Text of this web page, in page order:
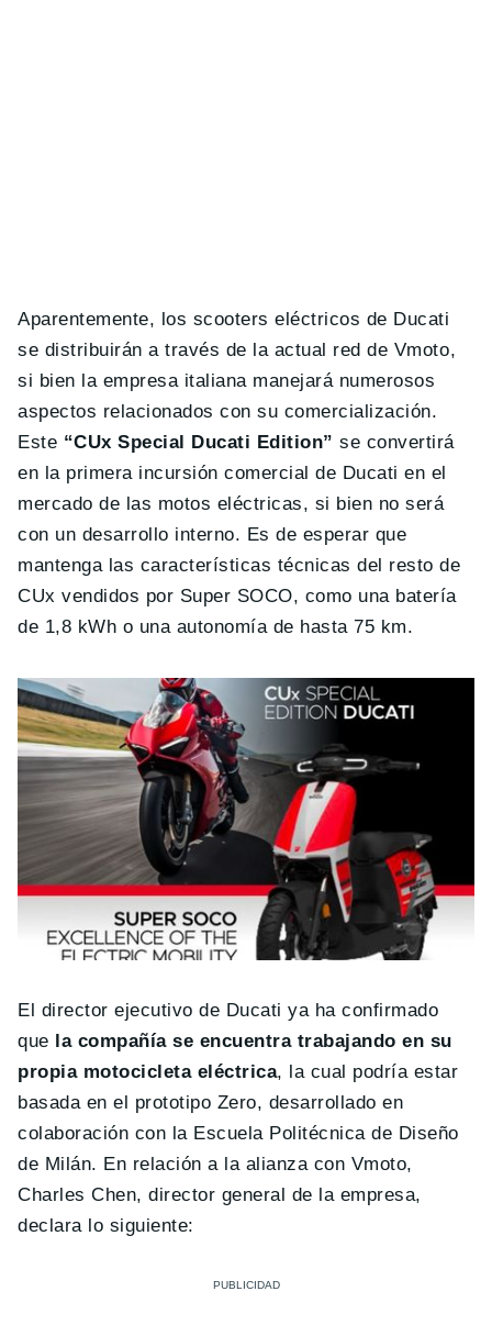
Aparentemente, los scooters eléctricos de Ducati
se distribuirán a través de la actual red de Vmoto,
si bien la empresa italiana manejará numerosos
aspectos relacionados con su comercialización.
Este “CUx Special Ducati Edition” se convertirá
en la primera incursión comercial de Ducati en el
mercado de las motos eléctricas, si bien no será
con un desarrollo interno. Es de esperar que
mantenga las características técnicas del resto de
CUx vendidos por Super SOCO, como una batería
de 1,8 kWh o una autonomía de hasta 75 km.
El director ejecutivo de Ducati ya ha confirmado
que la compañía se encuentra trabajando en su
propia motocicleta eléctrica, la cual podría estar
basada en el prototipo Zero, desarrollado en
colaboración con la Escuela Politécnica de Diseño
de Milán. En relación a la alianza con Vmoto,
Charles Chen, director general de la empresa,
declara lo siguiente: